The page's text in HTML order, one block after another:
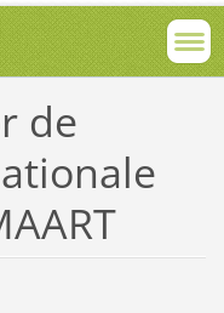
de